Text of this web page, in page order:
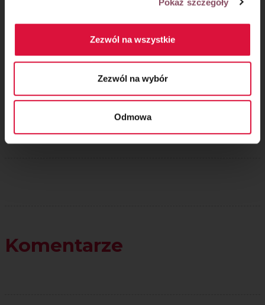
Zezwól na wszystkie
Zezwól na wybór
Odmowa
Oceń przepis!
Komentarze